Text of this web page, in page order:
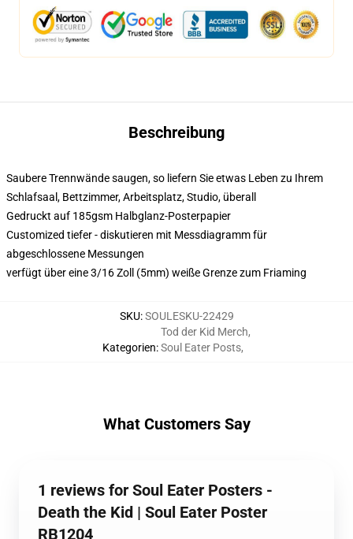
Beschreibung
Saubere Trennwände saugen, so liefern Sie etwas Leben zu Ihrem
Schlafsaal, Bettzimmer, Arbeitsplatz, Studio, überall
Gedruckt auf 185gsm Halbglanz-Posterpapier
Customized tiefer - diskutieren mit Messdiagramm für
abgeschlossene Messungen
verfügt über eine 3/16 Zoll (5mm) weiße Grenze zum Friaming
SKU:SOULESKU-22429
Kategorien:
Tod der Kid Merch,
Soul Eater Posts,
What Customers Say
1 reviews for Soul Eater Posters -
Death the Kid | Soul Eater Poster
RB1204